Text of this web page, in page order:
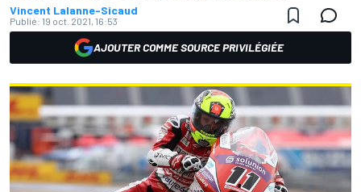
Vincent Lalanne-Sicaud
Publié: 19 oct. 2021, 16:53
AJOUTER COMME SOURCE PRIVILÉGIÉE